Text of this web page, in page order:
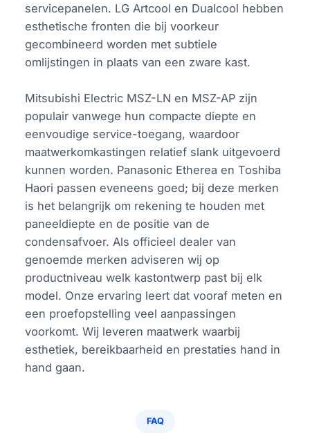
servicepanelen. LG Artcool en Dualcool hebben
esthetische fronten die bij voorkeur
gecombineerd worden met subtiele
omlijstingen in plaats van een zware kast.
Mitsubishi Electric MSZ-LN en MSZ-AP zijn
populair vanwege hun compacte diepte en
eenvoudige service-toegang, waardoor
maatwerkomkastingen relatief slank uitgevoerd
kunnen worden. Panasonic Etherea en Toshiba
Haori passen eveneens goed; bij deze merken
is het belangrijk om rekening te houden met
paneeldiepte en de positie van de
condensafvoer. Als officieel dealer van
genoemde merken adviseren wij op
productniveau welk kastontwerp past bij elk
model. Onze ervaring leert dat vooraf meten en
een proefopstelling veel aanpassingen
voorkomt. Wij leveren maatwerk waarbij
esthetiek, bereikbaarheid en prestaties hand in
hand gaan.
FAQ